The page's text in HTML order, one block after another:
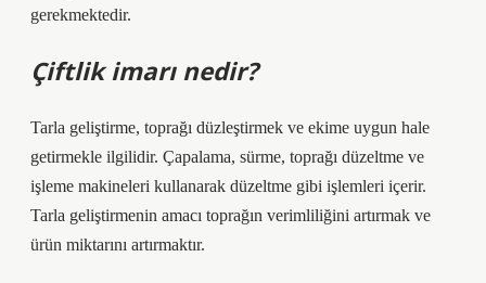
gerekmektedir.
Çiftlik imarı nedir?
Tarla geliştirme, toprağı düzleştirmek ve ekime uygun hale
getirmekle ilgilidir. Çapalama, sürme, toprağı düzeltme ve
işleme makineleri kullanarak düzeltme gibi işlemleri içerir.
Tarla geliştirmenin amacı toprağın verimliliğini artırmak ve
ürün miktarını artırmaktır.